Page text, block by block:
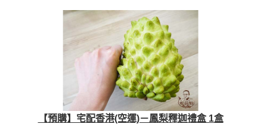
【預購】宅配香港(空運)－鳳梨釋迦禮盒 1盒